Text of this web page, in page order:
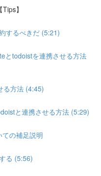
】
するべきだ (5:21)
とtodoistを連携させる方法
る方法 (4:45)
と連携させる方法 (5:29)
の補足説明
る (5:56)